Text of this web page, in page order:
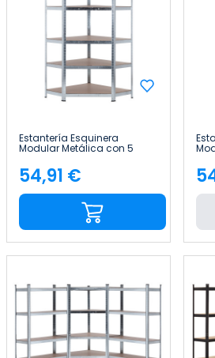
Estantería Esquinera
Modular Metálica con 5
Thinia Home
Precio
54,91 €